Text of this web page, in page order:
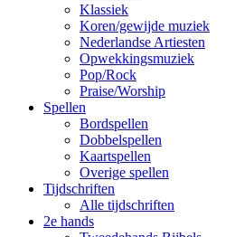
Klassiek
Koren/gewijde muziek
Nederlandse Artiesten
Opwekkingsmuziek
Pop/Rock
Praise/Worship
Spellen
Bordspellen
Dobbelspellen
Kaartspellen
Overige spellen
Tijdschriften
Alle tijdschriften
2e hands